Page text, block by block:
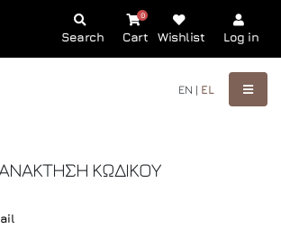
Search Cart
0
Wishlist Log in
EN | EL
ΚΩΔΙΚΟΥ